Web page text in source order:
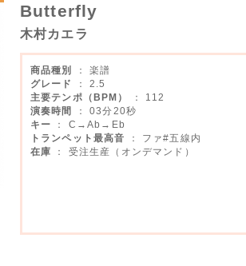
Butterfly
木村カエラ
商品種別
： 楽譜
グレード
： 2.5
主要テンポ（BPM）
： 112
演奏時間
： 03分20秒
キー
： C→Ab→Eb
トランペット最高音
： ファ#五線内
在庫
： 受注生産（オンデマンド）